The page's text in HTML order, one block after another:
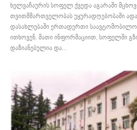
ხელვაჩაურის სოფელ ქვედა აგარაში
თვითმმართველობას უყურადღებობაში
დასახლებაში ერთადერთი საავტომობილო
ითხოვენ. მათი ინფორმაციით, სოფელში
დაზიანებულია და...